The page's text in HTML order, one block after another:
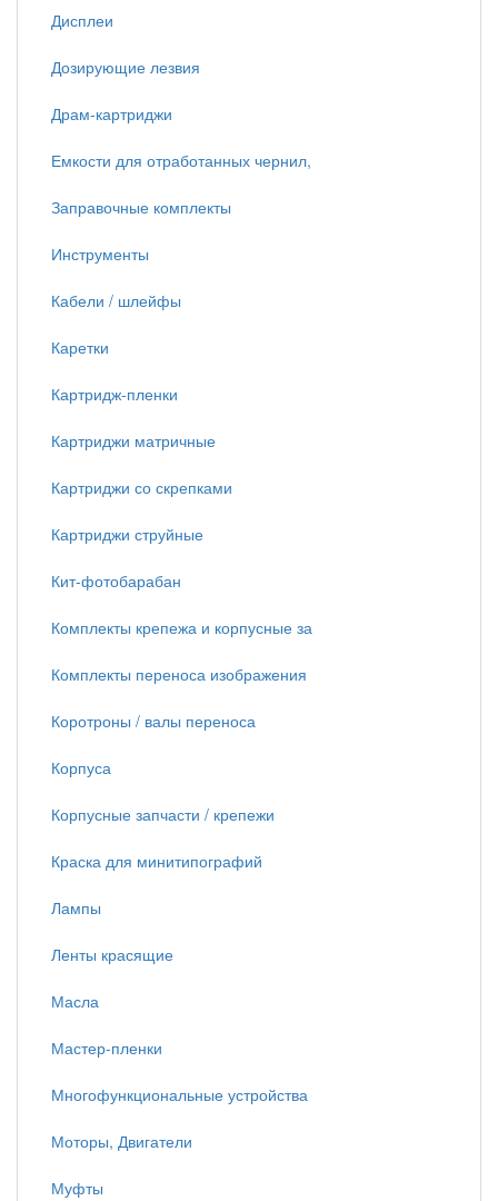
Дисплеи
Дозирующие лезвия
Драм-картриджи
Емкости для отработанных чернил,
Заправочные комплекты
Инструменты
Кабели / шлейфы
Каретки
Картридж-пленки
Картриджи матричные
Картриджи со скрепками
Картриджи струйные
Кит-фотобарабан
Комплекты крепежа и корпусные за
Комплекты переноса изображения
Коротроны / валы переноса
Корпуса
Корпусные запчасти / крепежи
Краска для минитипографий
Лампы
Ленты красящие
Масла
Мастер-пленки
Многофункциональные устройства
Моторы, Двигатели
Муфты